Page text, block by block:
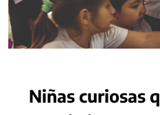
Niñas curiosas